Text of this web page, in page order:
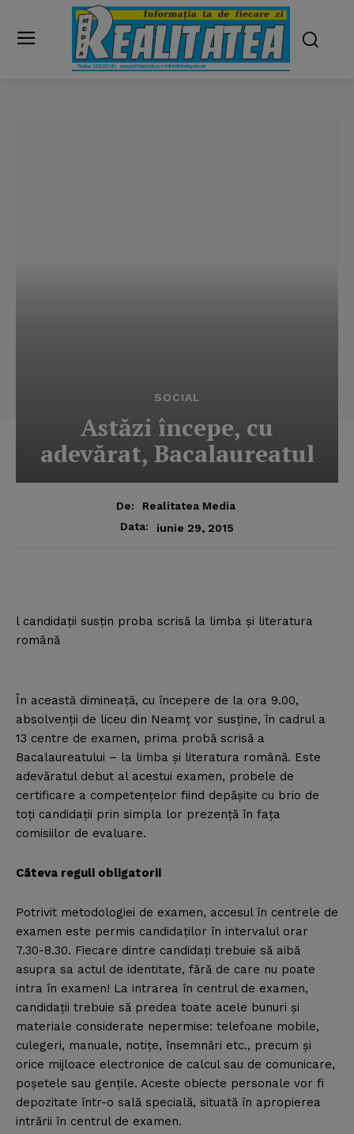
SOCIAL
Astăzi începe, cu
adevărat, Bacalaureatul
De:
Realitatea Media
Data:
iunie 29, 2015
l candidaţii susţin proba scrisă la limba şi literatura
română
În această dimineaţă, cu începere de la ora 9.00,
absolvenţii de liceu din Neamţ vor susţine, în cadrul a
13 centre de examen, prima probă scrisă a
Bacalaureatului – la limba şi literatura română. Este
adevăratul debut al acestui examen, probele de
certificare a competenţelor fiind depăşite cu brio de
toţi candidaţii prin simpla lor prezenţă în faţa
comisiilor de evaluare.
Câteva reguli obligatorii
Potrivit metodologiei de examen, accesul în centrele de
examen este permis candidaţilor în intervalul orar
7.30-8.30. Fiecare dintre candidaţi trebuie să aibă
asupra sa actul de identitate, fără de care nu poate
intra în examen! La intrarea în centrul de examen,
candidaţii trebuie să predea toate acele bunuri şi
materiale considerate nepermise: telefoane mobile,
culegeri, manuale, notiţe, însemnări etc., precum şi
orice mijloace electronice de calcul sau de comunicare,
poşetele sau genţile. Aceste obiecte personale vor fi
depozitate într-o sală specială, situată în apropierea
intrării în centrul de examen.